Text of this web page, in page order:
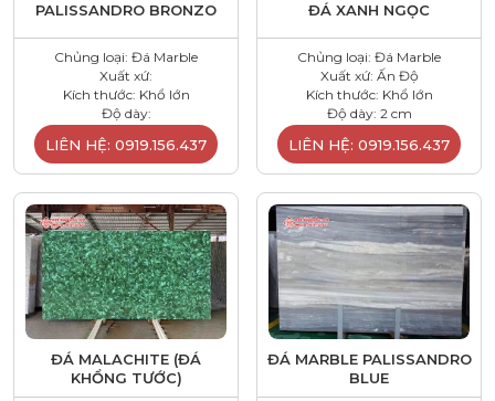
PALISSANDRO BRONZO
Chủng loại: Đá Marble
Xuất xứ:
Kích thước: Khổ lớn
Độ dày:
LIÊN HỆ: 0919.156.437
ĐÁ XANH NGỌC
Chủng loại: Đá Marble
Xuất xứ: Ấn Độ
Kích thước: Khổ lớn
Độ dày: 2 cm
LIÊN HỆ: 0919.156.437
ĐÁ MALACHITE (ĐÁ
KHỔNG TƯỚC)
ĐÁ MARBLE PALISSANDRO
BLUE